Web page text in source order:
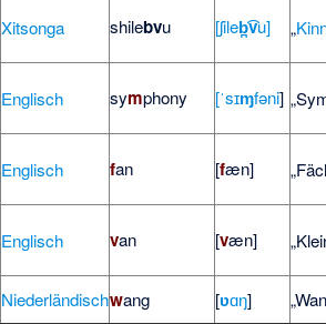
Xitsonga shilebvu [ʃileb̪͡vu] „
Englisch symphony [ˈsɪɱfəni]
Englisch fan [fæn]
Englisch van [væn]
Niederländischwang [ʋɑŋ]